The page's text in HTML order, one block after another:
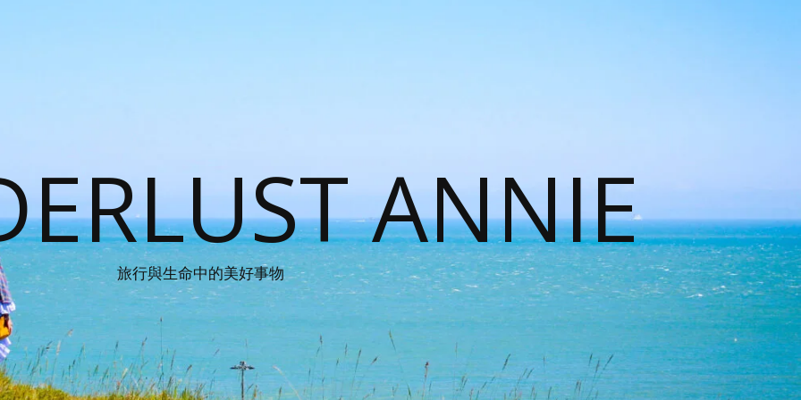
ANNIE
旅行與生命中的美好事物